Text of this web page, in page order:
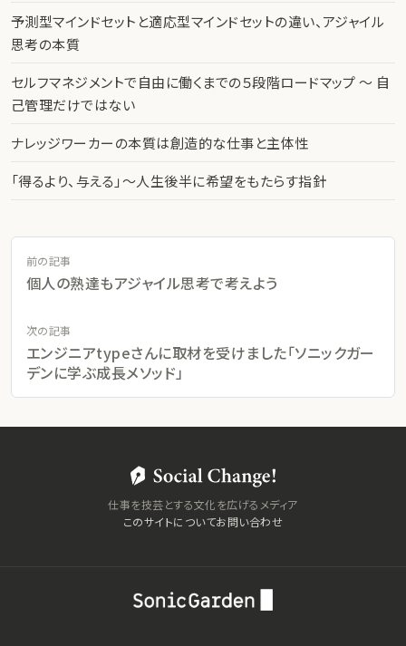
予測型マインドセットと適応型マインドセットの違い、アジャイル
思考の本質
セルフマネジメントで自由に働くまでの５段階ロードマップ 〜 自
己管理だけではない
ナレッジワーカーの本質は創造的な仕事と主体性
「得るより、与える」〜人生後半に希望をもたらす指針
前の記事
個人の熟達もアジャイル思考で考えよう
次の記事
エンジニアtypeさんに取材を受けました「ソニックガー
デンに学ぶ成長メソッド」
仕事を技芸とする文化を広げるメディア
このサイトについてお問い合わせ